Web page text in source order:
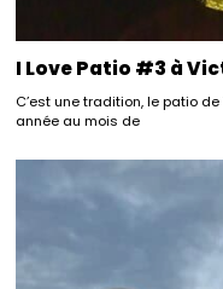
I Love Patio #3 à
C’est une tradition, le patio
année au mois de